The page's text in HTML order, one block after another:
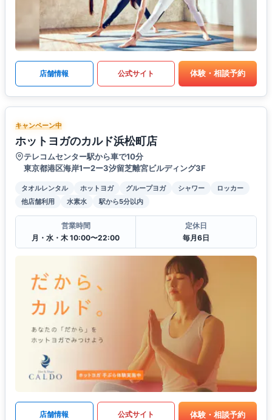
店舗情報 公式サイト 体験・相談予約
キャンペーン中
ホットヨガのカルド浜松町店
テレコムセンター駅から車で10分
東京都港区海岸1ー2ー3汐留芝離宮ビルディング3F
タオルレンタル ホットヨガ グループヨガ シャワー
ロッカー
他店舗利用
水素水 駅から5分以内
営業時間
月・水・木 10:00〜22:00
定休日
毎月6日
店舗情報 公式サイト 体験・相談予約